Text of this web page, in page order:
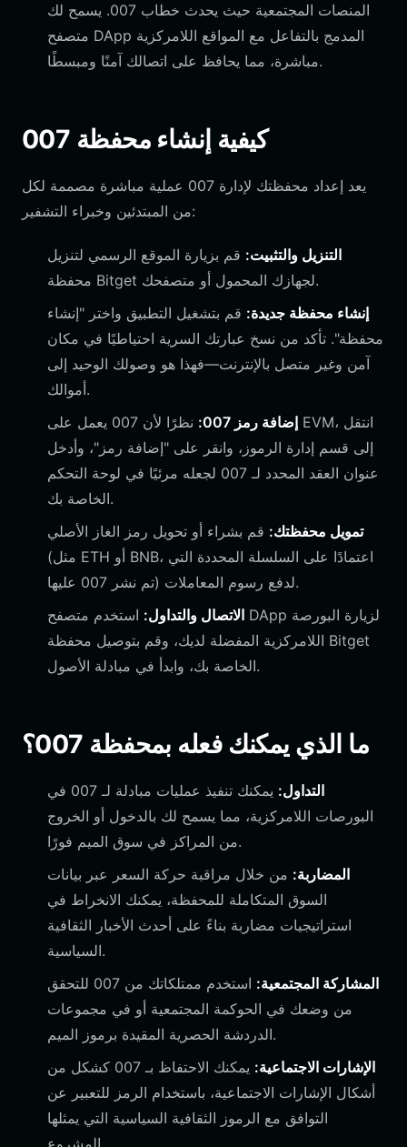
المنصات المجتمعية حيث يحدث خطاب 007. يسمح لك
متصفح DApp المدمج بالتفاعل مع المواقع اللامركزية
مباشرة، مما يحافظ على اتصالك آمنًا ومبسطًا.
كيفية إنشاء محفظة 007
يعد إعداد محفظتك لإدارة 007 عملية مباشرة مصممة لكل
من المبتدئين وخبراء التشفير:
التنزيل والتثبيت: قم بزيارة الموقع الرسمي لتنزيل
محفظة Bitget لجهازك المحمول أو متصفحك.
إنشاء محفظة جديدة: قم بتشغيل التطبيق واختر "إنشاء
محفظة". تأكد من نسخ عبارتك السرية احتياطيًا في مكان
آمن وغير متصل بالإنترنت—فهذا هو وصولك الوحيد إلى
أموالك.
إضافة رمز 007:
نظرًا لأن 007 يعمل على EVM، انتقل
إلى قسم إدارة الرموز، وانقر على "إضافة رمز"، وأدخل
عنوان العقد المحدد لـ 007 لجعله مرئيًا في لوحة التحكم
الخاصة بك.
تمويل محفظتك: قم بشراء أو تحويل رمز الغاز الأصلي
(مثل ETH أو BNB، اعتمادًا على السلسلة المحددة التي
تم نشر 007 عليها) لدفع رسوم المعاملات.
الاتصال والتداول: استخدم متصفح DApp لزيارة البورصة
اللامركزية المفضلة لديك، وقم بتوصيل محفظة Bitget
الخاصة بك، وابدأ في مبادلة الأصول.
ما الذي يمكنك فعله بمحفظة 007؟
التداول:
يمكنك تنفيذ عمليات مبادلة لـ 007 في
البورصات اللامركزية، مما يسمح لك بالدخول أو الخروج
من المراكز في سوق الميم فورًا.
المضاربة: من خلال مراقبة حركة السعر عبر بيانات
السوق المتكاملة للمحفظة، يمكنك الانخراط في
استراتيجيات مضاربة بناءً على أحدث الأخبار الثقافية
السياسية.
المشاركة المجتمعية:
استخدم ممتلكاتك من 007 للتحقق
من وضعك في الحوكمة المجتمعية أو في مجموعات
الدردشة الحصرية المقيدة برموز الميم.
الإشارات الاجتماعية:
يمكنك الاحتفاظ بـ 007 كشكل من
أشكال الإشارات الاجتماعية، باستخدام الرمز للتعبير عن
التوافق مع الرموز الثقافية السياسية التي يمثلها